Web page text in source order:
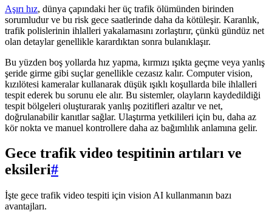
Aşırı hız, dünya çapındaki her üç trafik ölümünden birinden
sorumludur ve bu risk gece saatlerinde daha da kötüleşir. Karanlık,
trafik polislerinin ihlalleri yakalamasını zorlaştırır, çünkü gündüz net
olan detaylar genellikle karardıktan sonra bulanıklaşır.
Bu yüzden boş yollarda hız yapma, kırmızı ışıkta geçme veya yanlış
şeride girme gibi suçlar genellikle cezasız kalır. Computer vision,
kızılötesi kameralar kullanarak düşük ışıklı koşullarda bile ihlalleri
tespit ederek bu sorunu ele alır. Bu sistemler, olayların kaydedildiği
tespit bölgeleri oluşturarak yanlış pozitifleri azaltır ve net,
doğrulanabilir kanıtlar sağlar. Ulaştırma yetkilileri için bu, daha az
kör nokta ve manuel kontrollere daha az bağımlılık anlamına gelir.
Gece trafik video tespitinin artıları ve
eksileri#
İşte gece trafik video tespiti için vision AI kullanmanın bazı
avantajları.